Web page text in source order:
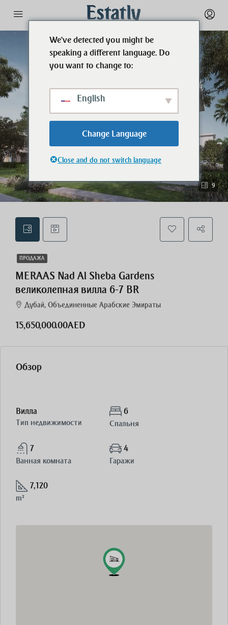
9
ПРОДАЖА
MERAAS Nad Al Sheba Gardens
великолепная вилла 6-7 BR
Дубай, Объединенные Арабские Эмираты
15,650,000.00AED
Обзор
Вилла
Тип недвижимости
6
Спальня
7
Ванная комната
4
Гаражи
7,120
m²
We've detected you might be
speaking a different language. Do
you want to change to:
English
Change Language
Close and do not switch language